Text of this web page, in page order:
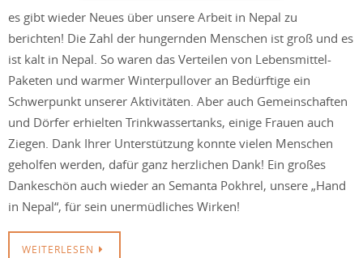
es gibt wieder Neues über unsere Arbeit in Nepal zu
berichten! Die Zahl der hungernden Menschen ist groß und es
ist kalt in Nepal. So waren das Verteilen von Lebensmittel-
Paketen und warmer Winterpullover an Bedürftige ein
Schwerpunkt unserer Aktivitäten. Aber auch Gemeinschaften
und Dörfer erhielten Trinkwassertanks, einige Frauen auch
Ziegen. Dank Ihrer Unterstützung konnte vielen Menschen
geholfen werden, dafür ganz herzlichen Dank! Ein großes
Dankeschön auch wieder an Semanta Pokhrel, unsere „Hand
in Nepal“, für sein unermüdliches Wirken!
WEITERLESEN